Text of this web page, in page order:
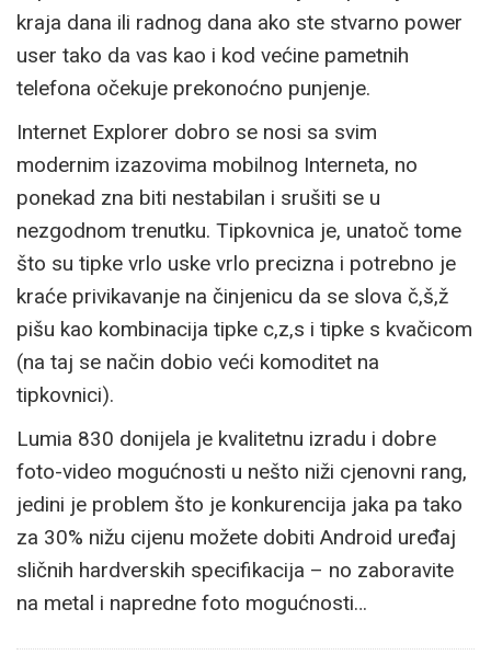
kraja dana ili radnog dana ako ste stvarno power
user tako da vas kao i kod većine pametnih
telefona očekuje prekonoćno punjenje.
Internet Explorer dobro se nosi sa svim
modernim izazovima mobilnog Interneta, no
ponekad zna biti nestabilan i srušiti se u
nezgodnom trenutku. Tipkovnica je, unatoč tome
što su tipke vrlo uske vrlo precizna i potrebno je
kraće privikavanje na činjenicu da se slova č,š,ž
pišu kao kombinacija tipke c,z,s i tipke s kvačicom
(na taj se način dobio veći komoditet na
tipkovnici).
Lumia 830 donijela je kvalitetnu izradu i dobre
foto-video mogućnosti u nešto niži cjenovni rang,
jedini je problem što je konkurencija jaka pa tako
za 30% nižu cijenu možete dobiti Android uređaj
sličnih hardverskih specifikacija – no zaboravite
na metal i napredne foto mogućnosti…